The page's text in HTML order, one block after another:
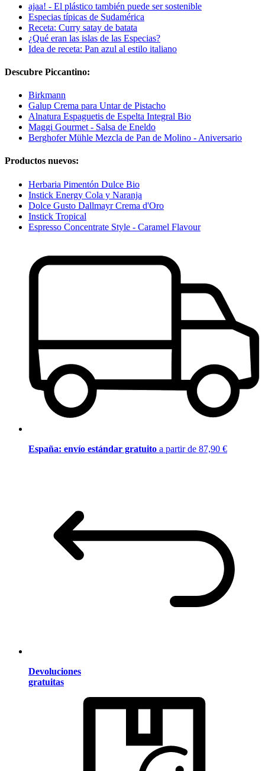
ajaa! - El plástico también puede ser sostenible
Especias típicas de Sudamérica
Receta: Curry satay de batata
¿Qué eran las islas de las Especias?
Idea de receta: Pan azul al estilo italiano
Descubre Piccantino:
Birkmann
Galup Crema para Untar de Pistacho
Alnatura Espaguetis de Espelta Integral Bio
Maggi Gourmet - Salsa de Eneldo
Berghofer Mühle Mezcla de Pan de Molino - Aniversario
Productos nuevos:
Herbaria Pimentón Dulce Bio
Instick Energy Cola y Naranja
Dolce Gusto Dallmayr Crema d'Oro
Instick Tropical
Espresso Concentrate Style - Caramel Flavour
España: envío estándar gratuito a partir de 87,90 €
Devoluciones
gratuitas